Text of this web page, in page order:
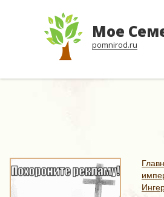
Мое
pomnirod.ru